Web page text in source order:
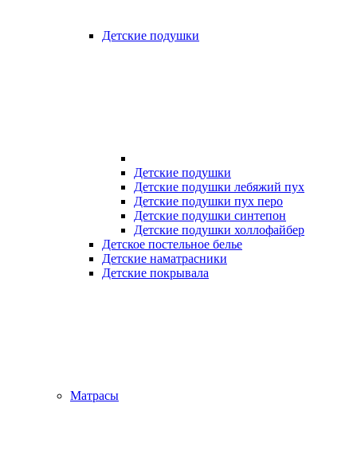
Детские подушки
Детские подушки
Детские подушки лебяжий пух
Детские подушки пух перо
Детские подушки синтепон
Детские подушки холлофайбер
Детское постельное белье
Детские наматрасники
Детские покрывала
Матрасы